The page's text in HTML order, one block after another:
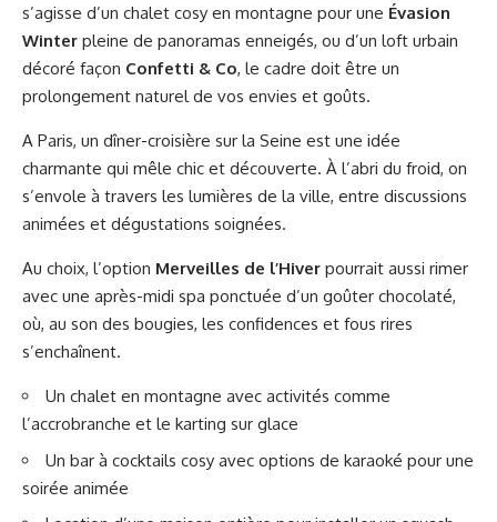
s’agisse d’un chalet cosy en montagne pour une Évasion
Winter pleine de panoramas enneigés, ou d’un loft urbain
décoré façon Confetti & Co, le cadre doit être un
prolongement naturel de vos envies et goûts.
A Paris, un dîner-croisière sur la Seine est une idée
charmante qui mêle chic et découverte. À l’abri du froid, on
s’envole à travers les lumières de la ville, entre discussions
animées et dégustations soignées.
Au choix, l’option Merveilles de l’Hiver pourrait aussi rimer
avec une après-midi spa ponctuée d’un goûter chocolaté,
où, au son des bougies, les confidences et fous rires
s’enchaînent.
Un chalet en montagne avec activités comme
l’accrobranche et le karting sur glace
Un bar à cocktails cosy avec options de karaoké pour une
soirée animée